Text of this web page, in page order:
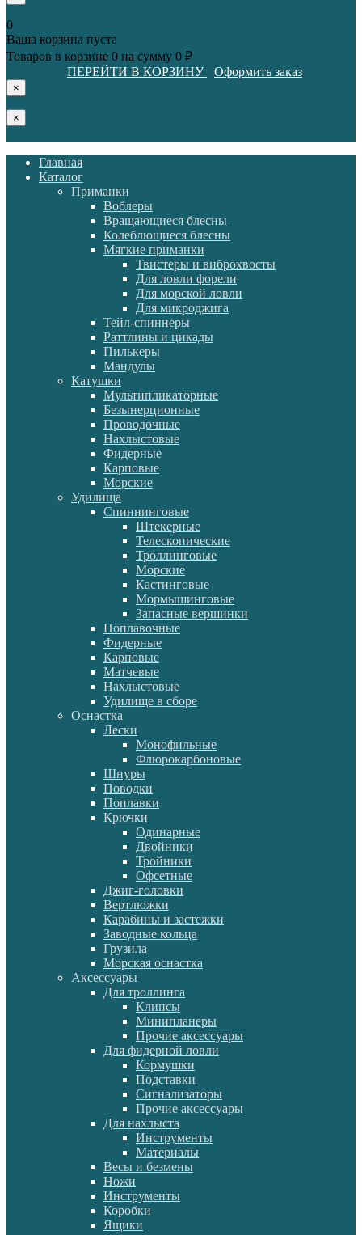
0
Ваша корзина пуста
Товаров в корзине 0 на сумму 0 ₽
ПЕРЕЙТИ В КОРЗИНУ
Оформить заказ
×
×
Главная
Каталог
Приманки
Воблеры
Вращающиеся блесны
Колеблющиеся блесны
Мягкие приманки
Твистеры и виброхвосты
Для ловли форели
Для морской ловли
Для микроджига
Тейл-спиннеры
Раттлины и цикады
Пилькеры
Мандулы
Катушки
Мультипликаторные
Безынерционные
Проводочные
Нахлыстовые
Фидерные
Карповые
Морские
Удилища
Спиннинговые
Штекерные
Телескопические
Троллинговые
Морские
Кастинговые
Мормышинговые
Запасные вершинки
Поплавочные
Фидерные
Карповые
Матчевые
Нахлыстовые
Удилище в сборе
Оснастка
Лески
Монофильные
Флюрокарбоновые
Шнуры
Поводки
Поплавки
Крючки
Одинарные
Двойники
Тройники
Офсетные
Джиг-головки
Вертлюжки
Карабины и застежки
Заводные кольца
Грузила
Морская оснастка
Аксессуары
Для троллинга
Клипсы
Минипланеры
Прочие аксессуары
Для фидерной ловли
Кормушки
Подставки
Сигнализаторы
Прочие аксессуары
Для нахлыста
Инструменты
Материалы
Весы и безмены
Ножи
Инструменты
Коробки
Ящики